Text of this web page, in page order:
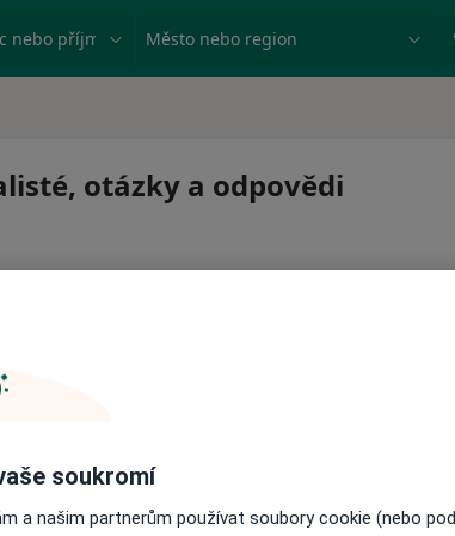
nebo příjmení Město nebo region
otázky a odpovědi
nebo pokračování léčby. Pokud to
soukromí
a našim partnerům používat soubory cookie (nebo